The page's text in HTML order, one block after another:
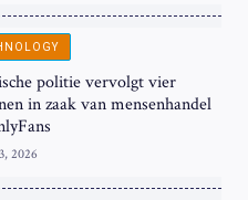
politie vervolgt vier
in zaak van mensenhandel
2026